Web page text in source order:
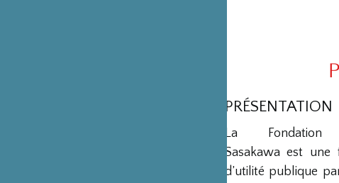
PRÉSENTATION
La Fondation
Sasakawa est une
d’utilité publique